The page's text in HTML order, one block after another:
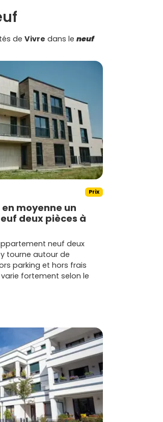
de Vivre dans le neuf
Prix
moyenne un
deux pièces à
neuf deux
tourne autour de
parking et hors frais
varie fortement selon le